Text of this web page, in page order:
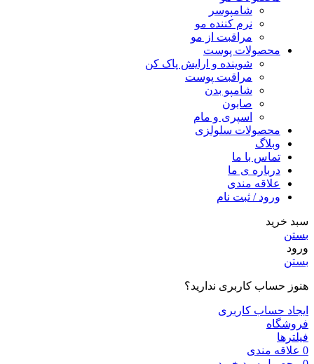
شامپوسر
نرم کننده مو
مراقبت از مو
محصولات پوست
شوینده و ارایش پاک کن
مراقبت پوست
شامپو بدن
صابون
اسپری و مام
محصولات سلولزی
وبلاگ
تماس با ما
درباره ی ما
علاقه مندی
ورود / ثبت نام
سبد خرید
بستن
ورود
بستن
هنوز حساب کاربری ندارید؟
ایجاد حساب کاربری
فروشگاه
فیلترها
0 علاقه مندی